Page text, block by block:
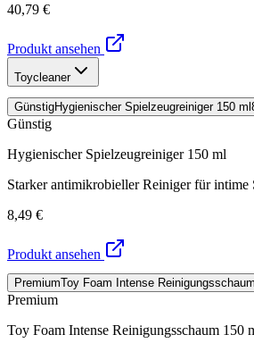
40,79 €
Produkt ansehen
Toycleaner
GünstigHygienischer Spielzeugreiniger 150 ml
Günstig
Hygienischer Spielzeugreiniger 150 ml
Starker antimikrobieller Reiniger für intime
8,49 €
Produkt ansehen
PremiumToy Foam Intense
Premium
Toy Foam Intense Reinigungsschaum 150